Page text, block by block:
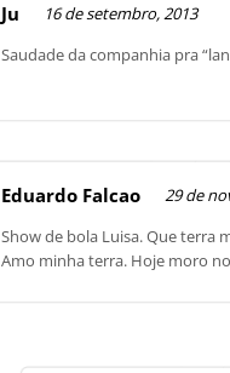
Ju
16 de setembro, 2013
Saudade da companhia pra
Eduardo Falcao
29 de
Show de bola Luisa. Que terra
Amo minha terra. Hoje moro